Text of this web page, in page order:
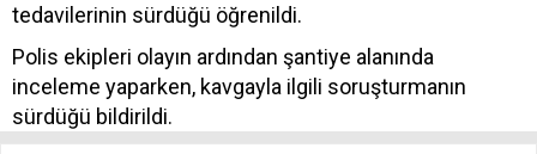
tedavilerinin sürdüğü öğrenildi.
Polis ekipleri olayın ardından şantiye alanında
inceleme yaparken, kavgayla ilgili soruşturmanın
sürdüğü bildirildi.